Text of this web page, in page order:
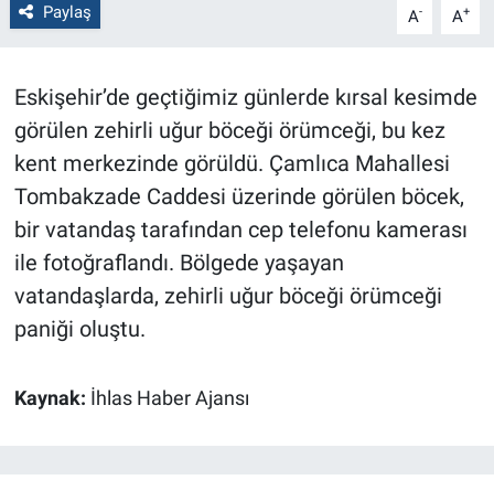
Paylaş A- A+
Eskişehir’de geçtiğimiz günlerde kırsal kesimde
görülen zehirli uğur böceği örümceği, bu kez
kent merkezinde görüldü. Çamlıca Mahallesi
Tombakzade Caddesi üzerinde görülen böcek,
bir vatandaş tarafından cep telefonu kamerası
ile fotoğraflandı. Bölgede yaşayan
vatandaşlarda, zehirli uğur böceği örümceği
paniği oluştu.
Kaynak: İhlas Haber Ajansı
Magazin
Bilim ve Teknoloji